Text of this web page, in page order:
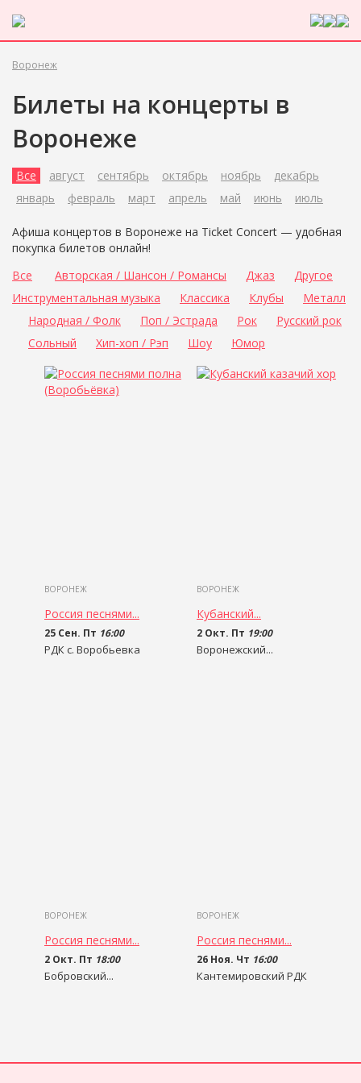
Воронеж
Билеты на концерты в
Воронеже
Все август сентябрь октябрь ноябрь
декабрь
январь
февраль март апрель май июнь июль
Афиша концертов в Воронеже на Ticket Concert — удобная
покупка билетов онлайн!
Все
Авторская / Шансон / Романсы Джаз
Другое
Инструментальная музыка
Классика Клубы
Металл
Народная / Фолк
Поп / Эстрада Рок
Русский рок
Сольный
Хип-хоп / Рэп Шоу Юмор
ВОРОНЕЖ
Россия песнями...
25 Сен. Пт 16:00
РДК с. Воробьевка
ВОРОНЕЖ
Кубанский...
2 Окт. Пт 19:00
Воронежский...
ВОРОНЕЖ
Россия песнями...
2 Окт. Пт 18:00
Бобровский...
ВОРОНЕЖ
Россия песнями...
26 Ноя. Чт 16:00
Кантемировский РДК